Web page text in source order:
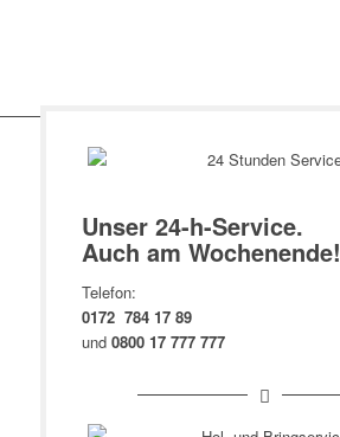
Unser 24-h-Service.
Auch am Wochenende!
Telefon:
0172 784 17 89
und0800 17 777 777